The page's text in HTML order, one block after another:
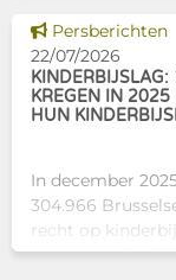
schoolpremie.
ondersteuning
om de kosten
Dit nieuws tonen
Persberichten
22/07/2026
KREGEN IN 2025
HUN
In december
304.966
recht op
ontvingen